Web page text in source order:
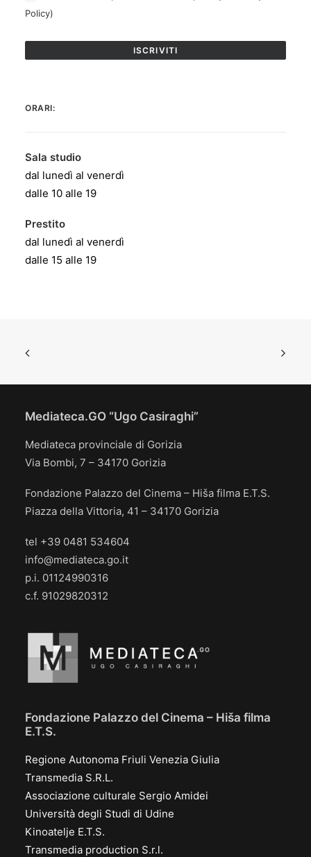
Policy)
ORARI:
Sala studio
dal lunedì al venerdì
dalle 10 alle 19
Prestito
dal lunedì al venerdì
dalle 15 alle 19
Mediateca.GO “Ugo Casiraghi”
Mediateca provinciale di Gorizia
Via Bombi, 7 – 34170 Gorizia
Fondazione Palazzo del Cinema – Hiša filma E.T.S.
Piazza della Vittoria, 41 – 34170 Gorizia
tel +39 0481 534604
info@mediateca.go.it
p.i. 01124990316
c.f. 91029820312
Fondazione Palazzo del Cinema – Hiša filma
E.T.S.
Regione Autonoma Friuli Venezia Giulia
Transmedia S.R.L.
Associazione culturale Sergio Amidei
Università degli Studi di Udine
Kinoatelje E.T.S.
Transmedia production S.r.l.